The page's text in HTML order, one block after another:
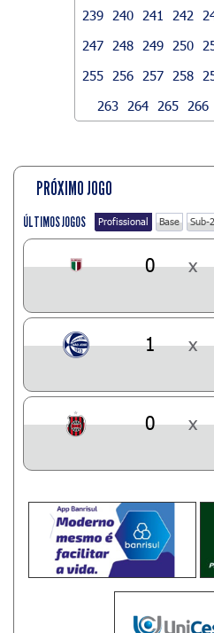
239
240 241 242
247
248 249 250
255
256 257 258
263
264 265 266
PRÓXIMO JOGO
ÚLTIMOS JOGOS Profissional Base Sub-
0 x
1 x
0 x